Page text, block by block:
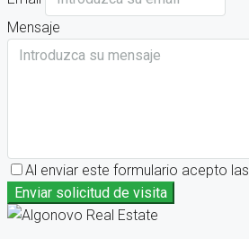
Mensaje
Al enviar este formulario acepto las
Enviar solicitud de visita